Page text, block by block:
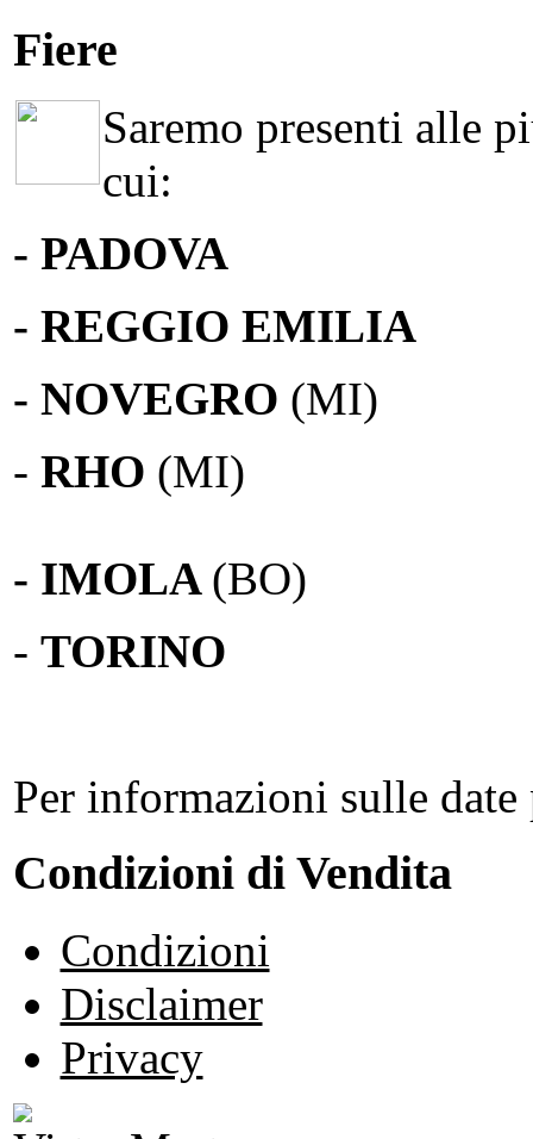
Fiere
Saremo presenti alle
cui:
- PADOVA
- REGGIO EMILIA
- NOVEGRO (MI)
- RHO (MI)
- IMOLA (BO)
- TORINO
Per informazioni sulle
Condizioni di Vendita
Condizioni
Disclaimer
Privacy